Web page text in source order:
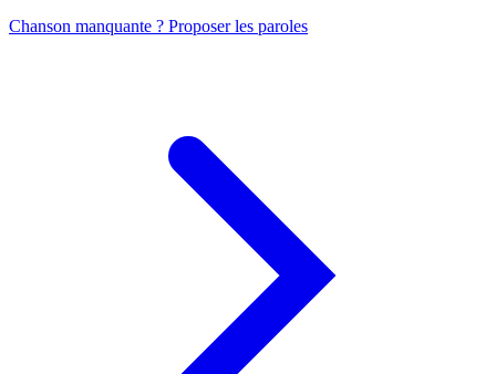
Chanson manquante ? Proposer les paroles